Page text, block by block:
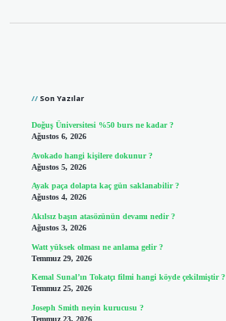
Son Yazılar
Doğuş Üniversitesi %50 burs ne kadar ?
Ağustos 6, 2026
Avokado hangi kişilere dokunur ?
Ağustos 5, 2026
Ayak paça dolapta kaç gün saklanabilir ?
Ağustos 4, 2026
Akılsız başın atasözünün devamı nedir ?
Ağustos 3, 2026
Watt yüksek olması ne anlama gelir ?
Temmuz 29, 2026
Kemal Sunal’ın Tokatçı filmi hangi köyde çekilmiştir ?
Temmuz 25, 2026
Joseph Smith neyin kurucusu ?
Temmuz 23, 2026